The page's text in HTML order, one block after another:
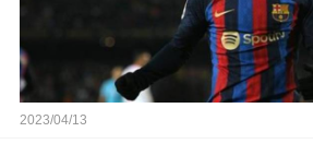
2023/04/13